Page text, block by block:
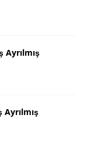
Ayrılmış
Ayrılmış